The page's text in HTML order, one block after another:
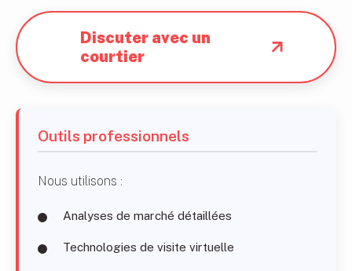
Discuter avec un
courtier
Outils professionnels
Nous utilisons :
Analyses de marché détaillées
Technologies de visite virtuelle